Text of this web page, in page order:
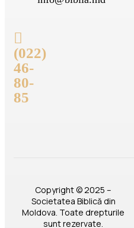
(022)
46-
80-
85
Copyright © 2025 –
Societatea Biblică din
Moldova. Toate drepturile
sunt rezervate.